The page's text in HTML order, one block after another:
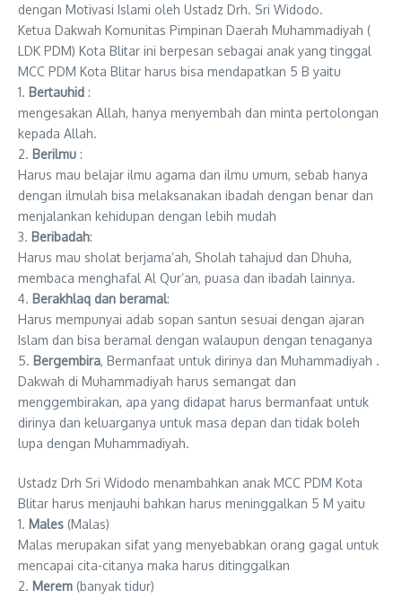
dengan Motivasi Islami oleh Ustadz Drh. Sri Widodo.
Ketua Dakwah Komunitas Pimpinan Daerah Muhammadiyah (
LDK PDM) Kota Blitar ini berpesan sebagai anak yang tinggal
MCC PDM Kota Blitar harus bisa mendapatkan 5 B yaitu
1. Bertauhid :
mengesakan Allah, hanya menyembah dan minta pertolongan
kepada Allah.
2. Berilmu :
Harus mau belajar ilmu agama dan ilmu umum, sebab hanya
dengan ilmulah bisa melaksanakan ibadah dengan benar dan
menjalankan kehidupan dengan lebih mudah
3. Beribadah:
Harus mau sholat berjama’ah, Sholah tahajud dan Dhuha,
membaca menghafal Al Qur’an, puasa dan ibadah lainnya.
4. Berakhlaq dan beramal:
Harus mempunyai adab sopan santun sesuai dengan ajaran
Islam dan bisa beramal dengan walaupun dengan tenaganya
5. Bergembira, Bermanfaat untuk dirinya dan Muhammadiyah .
Dakwah di Muhammadiyah harus semangat dan
menggembirakan, apa yang didapat harus bermanfaat untuk
dirinya dan keluarganya untuk masa depan dan tidak boleh
lupa dengan Muhammadiyah.
Ustadz Drh Sri Widodo menambahkan anak MCC PDM Kota
Blitar harus menjauhi bahkan harus meninggalkan 5 M yaitu
1. Males (Malas)
Malas merupakan sifat yang menyebabkan orang gagal untuk
mencapai cita-citanya maka harus ditinggalkan
2. Merem (banyak tidur)